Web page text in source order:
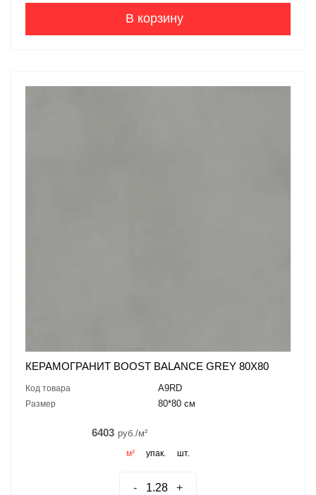
В корзину
КЕРАМОГРАНИТ BOOST BALANCE GREY 80X80
Код товара A9RD
Размер 80*80 см
6403 руб./м²
м² упак. шт.
- +